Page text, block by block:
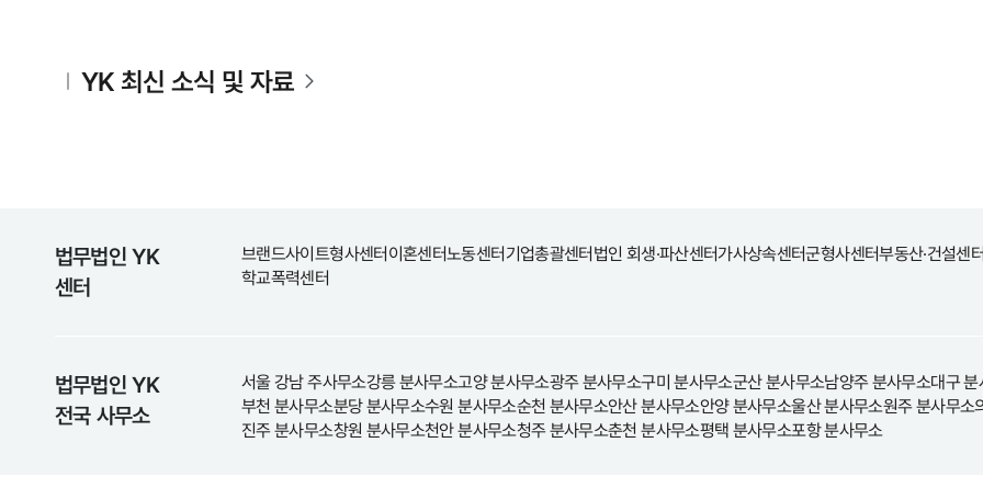
YK 최신 소식 및 자료
법무법인 YK
센터
브랜드사이트형사센터이혼센터노동센터기업총괄센터법인 회생·파산센터가사상속센터군형사센터부동산·건설센
학교폭력센터
법무법인 YK
전국 사무소
서울 강남 주사무소강릉 분사무소고양 분사무소광주 분사무소구미 분사무소군산 분사무소남양주 분사무소대구
부천 분사무소분당 분사무소수원 분사무소순천 분사무소안산 분사무소안양 분사무소울산 분사무소원주 분사무소
진주 분사무소창원 분사무소천안 분사무소청주 분사무소춘천 분사무소평택 분사무소포항 분사무소